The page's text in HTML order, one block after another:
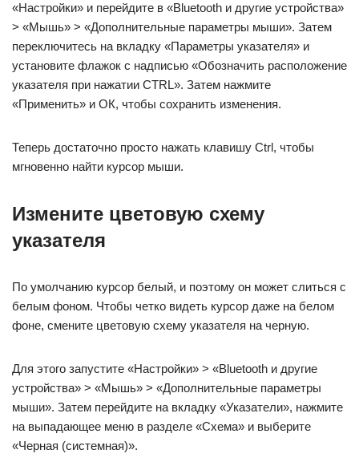
«Настройки» и перейдите в «Bluetooth и другие устройства»
> «Мышь» > «Дополнительные параметры мыши». Затем
переключитесь на вкладку «Параметры указателя» и
установите флажок с надписью «Обозначить расположение
указателя при нажатии CTRL». Затем нажмите
«Применить» и ОК, чтобы сохранить изменения.
Теперь достаточно просто нажать клавишу Ctrl, чтобы
мгновенно найти курсор мыши.
Измените цветовую схему
указателя
По умолчанию курсор белый, и поэтому он может слиться с
белым фоном. Чтобы четко видеть курсор даже на белом
фоне, смените цветовую схему указателя на черную.
Для этого запустите «Настройки» > «Bluetooth и другие
устройства» > «Мышь» > «Дополнительные параметры
мыши». Затем перейдите на вкладку «Указатели», нажмите
на выпадающее меню в разделе «Схема» и выберите
«Черная (системная)».